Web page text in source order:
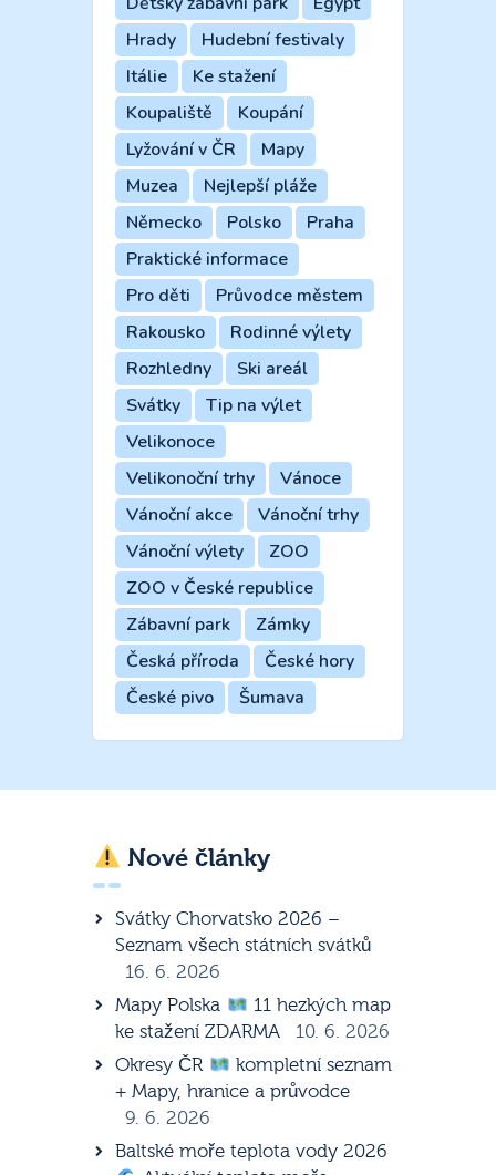
Hrady
Hudební festivaly
Itálie
Ke stažení
Koupaliště
Koupání
Lyžování v ČR
Mapy
Muzea
Nejlepší pláže
Německo
Polsko
Praha
Praktické informace
Pro děti
Průvodce městem
Rakousko
Rodinné výlety
Rozhledny
Ski areál
Svátky
Tip na výlet
Velikonoce
Velikonoční trhy
Vánoce
Vánoční akce
Vánoční trhy
Vánoční výlety
ZOO
ZOO v České republice
Zábavní park
Zámky
Česká příroda
České hory
České pivo
Šumava
Nové články
Svátky Chorvatsko 2026 –
Seznam všech státních svátků
16. 6. 2026
Mapy Polska
11 hezkých map
ke stažení ZDARMA
10. 6. 2026
Okresy ČR
kompletní seznam
+ Mapy, hranice a průvodce
9. 6. 2026
Baltské moře teplota vody 2026